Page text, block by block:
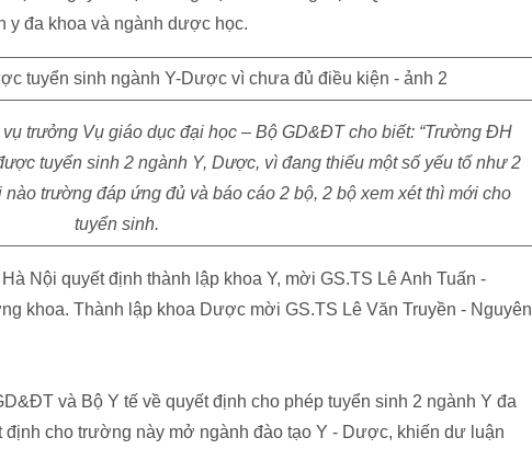
y đa khoa và ngành dược học.
trưởng Vụ giáo dục đại học – Bộ GD&ĐT cho biết: “Trường ĐH
tuyển sinh 2 ngành Y, Dược, vì đang thiếu một số yếu tố như 2
trường đáp ứng đủ và báo cáo 2 bộ, 2 bộ xem xét thì mới cho
tuyển sinh.
Nội quyết định thành lập khoa Y, mời GS.TS Lê Anh Tuấn -
khoa. Thành lập khoa Dược mời GS.TS Lê Văn Truyền - Nguyên
và Bộ Y tế về quyết định cho phép tuyển sinh 2 ngành Y đa
cho trường này mở ngành đào tạo Y - Dược, khiến dư luận